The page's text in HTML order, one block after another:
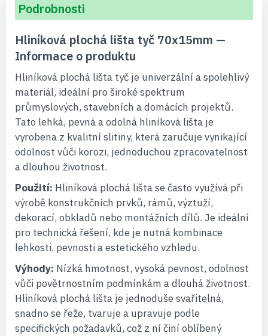
Podrobnosti
Hliníková plochá lišta tyč 70x15mm —
Informace o produktu
Hliníková plochá lišta tyč je univerzální a spolehlivý
materiál, ideální pro široké spektrum
průmyslových, stavebních a domácích projektů.
Tato lehká, pevná a odolná hliníková lišta je
vyrobena z kvalitní slitiny, která zaručuje vynikající
odolnost vůči korozi, jednoduchou zpracovatelnost
a dlouhou životnost.
Použití: Hliníková plochá lišta se často využívá při
výrobě konstrukčních prvků, rámů, výztuží,
dekorací, obkladů nebo montážních dílů. Je ideální
pro technická řešení, kde je nutná kombinace
lehkosti, pevnosti a estetického vzhledu.
Výhody: Nízká hmotnost, vysoká pevnost, odolnost
vůči povětrnostním podmínkám a dlouhá životnost.
Hliníková plochá lišta je jednoduše svařitelná,
snadno se řeže, tvaruje a upravuje podle
specifických požadavků, což z ní činí oblíbený